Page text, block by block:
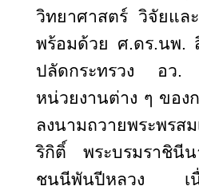
วิทยาศาสตร์ วิจัยแล
พร้อมด้วย ศ.ดร.นพ.
ปลัดกระทรวง อว.
หน่วยงานต่าง ๆ ของ
ลงนามถวายพระพรสม
ริกิติ์ พระบรมราชินี
ชนนีพันปีหลวง เนื่